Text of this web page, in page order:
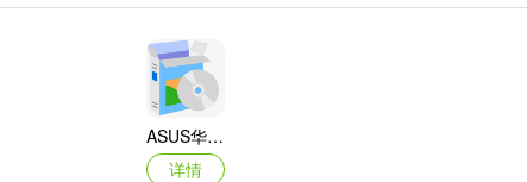
ASUS华硕F1A55-M LX3 R2.0主板BIOS
详情